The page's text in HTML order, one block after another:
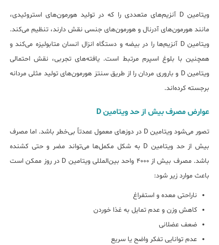
ویتامین D آنزیم‌های متعددی را که در تولید هورمون‌های استروئیدی،
مانند هورمون‌های آدرنال و هورمون‌های جنسی نقش دارند، تنظیم می‌کند.
ویتامین D آنزیم‌ها را در بیضه و دستگاه انزال انسان متابولیزه می‌کند و
همچنین با بلوغ اسپرم مرتبط است. یافته‌های تجربی، نقش احتمالی
ویتامین D و باروری مردان را از طریق سنتز هورمون‌های تولید مثلی مردانه
برجسته کرده‌اند.
ﻋﻮارض ﻣﺼﺮف ﺑﯿﺶ از ﺣﺪ ویتامین D
تصور می‌شود ویتامین D در دوزهای معمول عمدتاً بی‌خطر باشد. اما مصرف
بیش از حد ویتامین D به شکل مکمل‌ها می‌تواند مضر و حتی کشنده
باشد. مصرف بیش از ۴۰۰۰ واحد بین‌المللی ویتامین D در روز ممکن است
باعث موارد زیر شود:
ناراحتی معده و استفراغ
کاهش وزن و عدم تمایل به غذا خوردن
ضعف عضلانی
عدم توانایی تفکر واضح یا سریع